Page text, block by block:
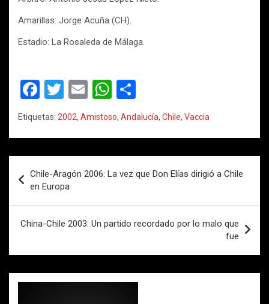
Amarillas: Jorge Acuña (CH).
Estadio: La Rosaleda de Málaga.
F
a
ce
o
o
k
T
wi
tt
E
m
ail
W
at
A
p
o
m
ar
tir
Etiquetas: 2002, Amistoso, Andalucía, Chile, Vaccia
de
entradas
Chile-Aragón 2006: La vez que Don Elías dirigió a Chile
en Europa
China-Chile 2003: Un partido recordado por lo malo que
fue